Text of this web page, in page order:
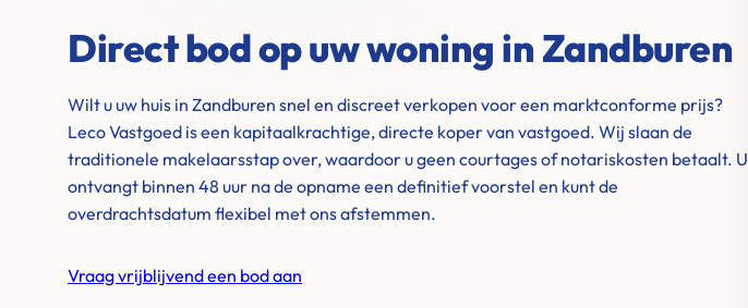
Direct bod op uw woning in Zandburen
Wilt u uw huis in Zandburen snel en discreet verkopen voor een marktconforme prijs?
Leco Vastgoed is een kapitaalkrachtige, directe koper van vastgoed. Wij slaan de
traditionele makelaarsstap over, waardoor u geen courtages of notariskosten betaalt. U
ontvangt binnen 48 uur na de opname een definitief voorstel en kunt de
overdrachtsdatum flexibel met ons afstemmen.
Vraag vrijblijvend een bod aan